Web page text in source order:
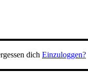
dich Einzuloggen?